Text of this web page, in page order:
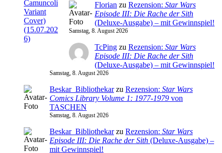
Florian zu Rezension: Star Wars
Episode III: Die Rache der Sith
(Deluxe-Ausgabe) – mit Gewinnspiel!
Samstag, 8. August 2026
TcPing zu Rezension: Star Wars
Episode III: Die Rache der Sith
(Deluxe-Ausgabe) – mit Gewinnspiel!
Samstag, 8. August 2026
Beskar_Bibliothekarzu Rezension: Star Wars
Comics Library Volume 1: 1977-1979 von
TASCHEN
Samstag, 8. August 2026
Beskar_Bibliothekarzu Rezension: Star Wars
Episode III: Die Rache der Sith (Deluxe-Ausgabe) –
mit Gewinnspiel!